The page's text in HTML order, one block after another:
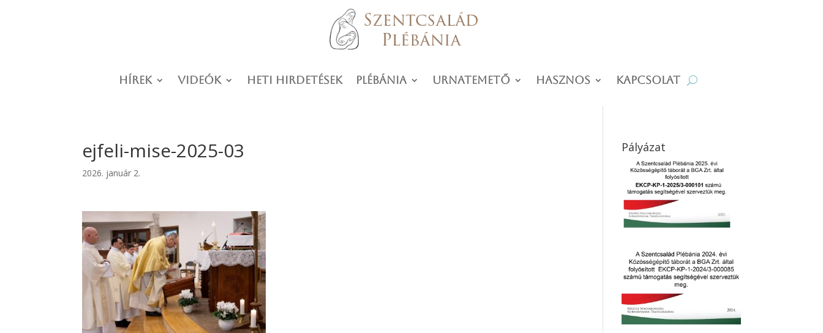
Hírek Videók Heti hirdetések Plébánia Urnatemető Hasznos Kapcsolat
ejfeli-mise-2025-03
2026. január 2.
Pályázat